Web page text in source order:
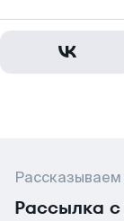
Рассылка